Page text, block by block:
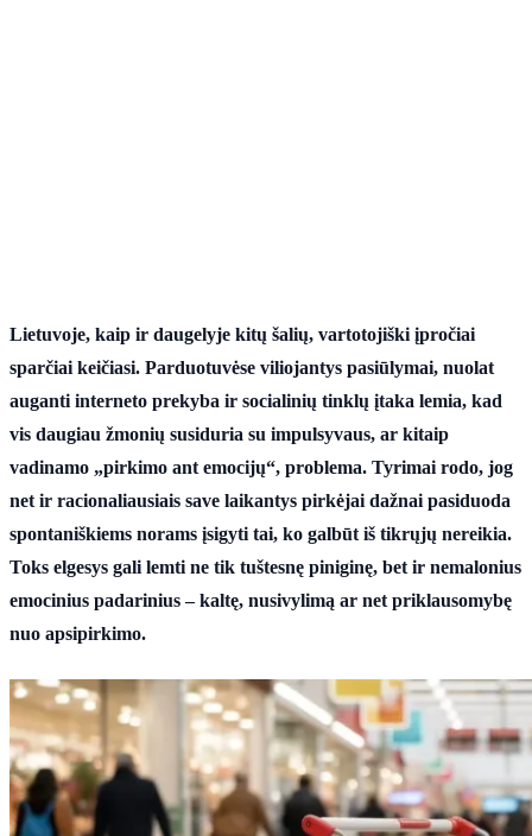
Lietuvoje, kaip ir daugelyje kitų šalių, vartotojiški įpročiai
sparčiai keičiasi. Parduotuvėse viliojantys pasiūlymai, nuolat
auganti interneto prekyba ir socialinių tinklų įtaka lemia, kad
vis daugiau žmonių susiduria su impulsyvaus, ar kitaip
vadinamo „pirkimo ant emocijų“, problema. Tyrimai rodo, jog
net ir racionaliausiais save laikantys pirkėjai dažnai pasiduoda
spontaniškiems norams įsigyti tai, ko galbūt iš tikrųjų nereikia.
Toks elgesys gali lemti ne tik tuštesnę piniginę, bet ir nemalonius
emocinius padarinius – kaltę, nusivylimą ar net priklausomybę
nuo apsipirkimo.